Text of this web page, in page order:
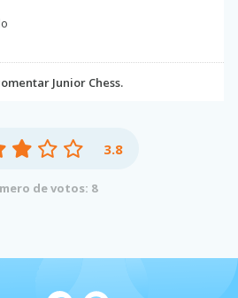
Junior Chess.
3.8
de votos: 8